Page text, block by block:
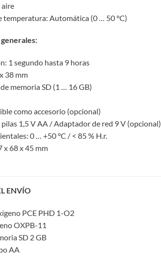
aire
temperatura: Automática (0 … 50 °C)
1 segundo hasta 9 horas
38 mm
memoria SD (1 … 16 GB)
como accesorio (opcional)
1,5 V AA / Adaptador de red 9 V (opcional)
0 … +50 °C / < 85 % H.r.
x 68 x 45 mm
ENVÍO
PCE PHD 1-O2
OXPB-11
SD 2 GB
AA